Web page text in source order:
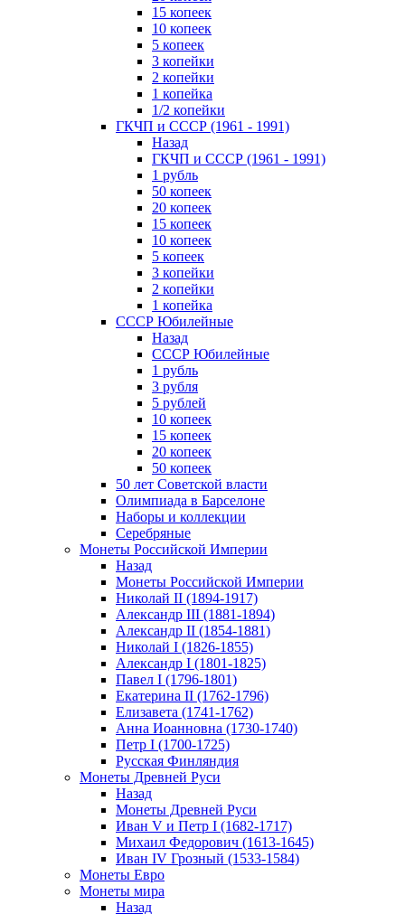
15 копеек
10 копеек
5 копеек
3 копейки
2 копейки
1 копейка
1/2 копейки
ГКЧП и СССР (1961 - 1991)
Назад
ГКЧП и СССР (1961 - 1991)
1 рубль
50 копеек
20 копеек
15 копеек
10 копеек
5 копеек
3 копейки
2 копейки
1 копейка
СССР Юбилейные
Назад
СССР Юбилейные
1 рубль
3 рубля
5 рублей
10 копеек
15 копеек
20 копеек
50 копеек
50 лет Советской власти
Олимпиада в Барселоне
Наборы и коллекции
Серебряные
Монеты Российской Империи
Назад
Монеты Российской Империи
Николай II (1894-1917)
Александр III (1881-1894)
Александр II (1854-1881)
Николай I (1826-1855)
Александр I (1801-1825)
Павел I (1796-1801)
Екатерина II (1762-1796)
Елизавета (1741-1762)
Анна Иоанновна (1730-1740)
Петр I (1700-1725)
Русская Финляндия
Монеты Древней Руси
Назад
Монеты Древней Руси
Иван V и Петр I (1682-1717)
Михаил Федорович (1613-1645)
Иван IV Грозный (1533-1584)
Монеты Евро
Монеты мира
Назад